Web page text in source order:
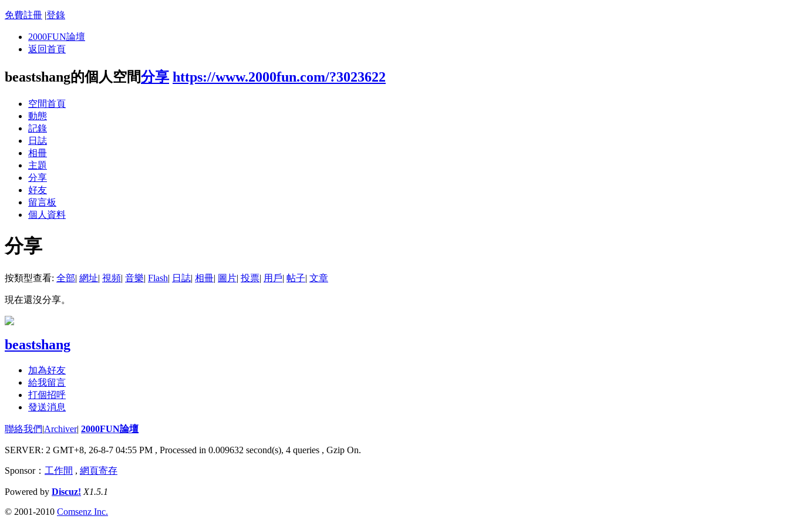
免費註冊 |登錄
2000FUN論壇
返回首頁
beastshang的個人空間分享 https://www.2000fun.com/?3023622
空間首頁
動態
記錄
日誌
相冊
主題
分享
好友
留言板
個人資料
分享
按類型查看: 全部| 網址| 視頻| 音樂| Flash| 日誌| 相冊| 圖片| 投票| 用戶| 帖子| 文章
現在還沒分享。
beastshang
加為好友
給我留言
打個招呼
發送消息
聯絡我們|Archiver| 2000FUN論壇
SERVER: 2 GMT+8, 26-8-7 04:55 PM , Processed in 0.009632 second(s), 4 queries , Gzip On.
Sponsor： 工作間 , 網頁寄存
Powered by Discuz! X1.5.1
© 2001-2010 Comsenz Inc.